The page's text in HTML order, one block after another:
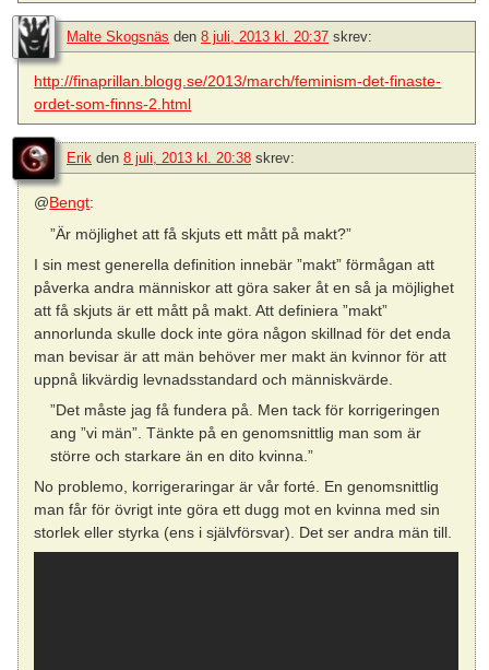
Malte Skogsnäs den 8 juli, 2013 kl. 20:37 skrev:
http://finaprillan.blogg.se/2013/march/feminism-det-finaste-
ordet-som-finns-2.html
Erik den 8 juli, 2013 kl. 20:38 skrev:
@Bengt:
”Är möjlighet att få skjuts ett mått på makt?”
I sin mest generella definition innebär ”makt” förmågan att
påverka andra människor att göra saker åt en så ja möjlighet
att få skjuts är ett mått på makt. Att definiera ”makt”
annorlunda skulle dock inte göra någon skillnad för det enda
man bevisar är att män behöver mer makt än kvinnor för att
uppnå likvärdig levnadsstandard och människvärde.
”Det måste jag få fundera på. Men tack för korrigeringen
ang ”vi män”. Tänkte på en genomsnittlig man som är
större och starkare än en dito kvinna.”
No problemo, korrigeraringar är vår forté. En genomsnittlig
man får för övrigt inte göra ett dugg mot en kvinna med sin
storlek eller styrka (ens i självförsvar). Det ser andra män till.